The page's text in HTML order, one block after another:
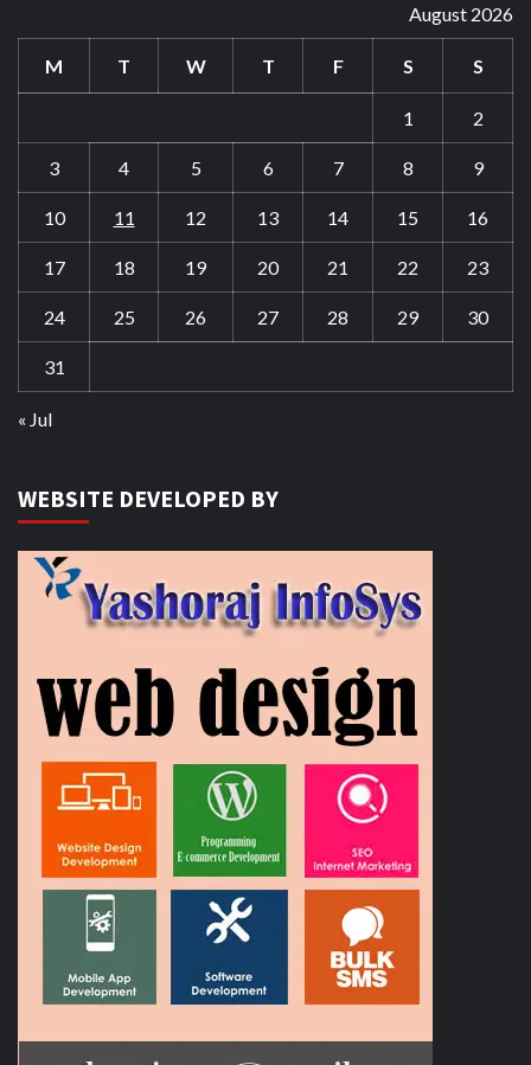
August 2026
M T W T F S S
1 2
3 4 5 6 7 8 9
10 11 12 13 14 15 16
17 18 19 20 21 22 23
24 25 26 27 28 29 30
31
« Jul
WEBSITE DEVELOPED BY